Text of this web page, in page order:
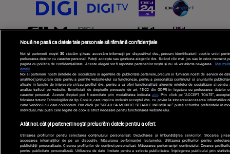
Nouă ne pasă ca datele tale personale să rămână confidențiale
Noi și partenerii noștri 30stocăm și/sau accesăm informații pe dispozitivul dvs., precum identificatorii cookie unici
prelucrarea datelor cu caracter personal. Puteți accepta sau gestiona alegerile dvs. făcând clic mai jos sau în orice moment,
pagina cu politica de confidențialitate. Aceste alegeri vor fi raportate partenerilor noștri și nu vă vor afecta navigarea.
Mai
detalii
Noi si partenerii nostri (retelele de socializare si agentiile de publicitate partenere, precum si furnizorii nostri de servicii de
analitice) prelucram date pentru a permite website-ului sa functioneze, pentru a personaliza continutul si anunturile
afisate in functie de interesele si/sau profilul dvs., pentru a va oferi functionalitati aferente retelelor de socializare si pentru
analiza traficul pe website. Beneficiati de drepturile prevazute de art. 15-22 din GDPR in legatura cu prelucrarea datelor
caracter personal. Aceste drepturi pot fi exercitate prin modalitatea indicataaici . Prin click pe “ACCEPT TOATE”,
folosirea tuturor Tehnologiilor de tip Cookie, care implica inclusiv acceptul dvs. cu privire la stocarea/accesarea informatiilor
catre Vendor-ii cu care colaboram. Prin click pe “VREAU SA MODIFIC SETARILE INDIVIDUAL” puteti schimba preferintele in
individual, mai putin cele legate de cookie strict necesare pentru functionarea website-ului.
Atât noi, cât și partenerii noștri prelucrăm datele pentru a oferi:
Utilizarea profilurilor pentru selectarea conținutului personalizat. Dezvoltarea și îmbunătățirea serviciilor. Stocarea și/
accesarea informațiilor de pe un dispozitiv. Măsurarea performanței reclamelor. Utilizarea profilurilor pentru
publicității personalizate. Crearea profilurilor de conținut personalizat. Măsurarea performanței conținutului. Crearea
pentru publicitate personalizată. Utilizarea de date limitate pentru a selecta publicitatea. Înțelegerea publicului prin